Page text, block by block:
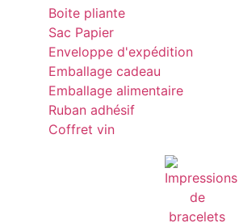
Boite pliante
Sac Papier
Enveloppe d'expédition
Emballage cadeau
Emballage alimentaire
Ruban adhésif
Coffret vin